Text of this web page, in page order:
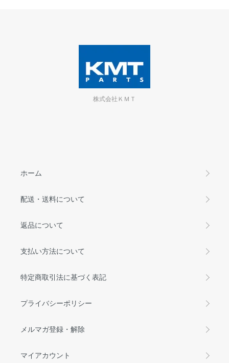
株式会社ＫＭＴ
ホーム
配送・送料について
返品について
支払い方法について
特定商取引法に基づく表記
プライバシーポリシー
メルマガ登録・解除
マイアカウント